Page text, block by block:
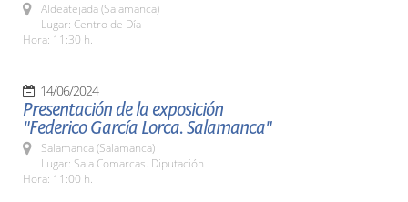
Aldeatejada (Salamanca)
Lugar: Centro de Día
Hora: 11:30 h.
14/06/2024
Presentación de la exposición
"Federico García Lorca. Salamanca"
Salamanca (Salamanca)
Lugar: Sala Comarcas. Diputación
Hora: 11:00 h.